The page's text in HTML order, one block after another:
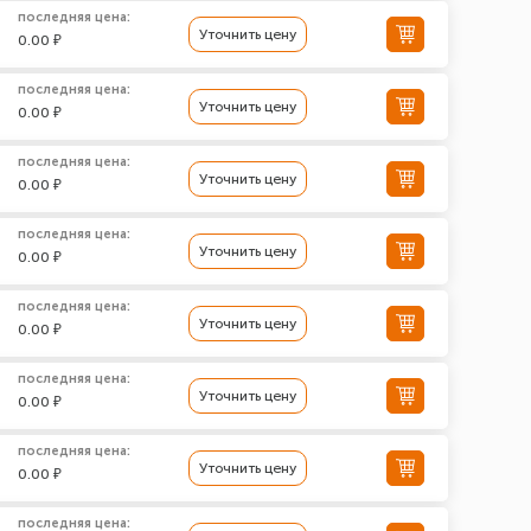
последняя цена:
0.00 ₽ Уточнить цену
последняя цена:
0.00 ₽ Уточнить цену
последняя цена:
0.00 ₽ Уточнить цену
последняя цена:
0.00 ₽ Уточнить цену
последняя цена:
0.00 ₽ Уточнить цену
последняя цена:
0.00 ₽ Уточнить цену
последняя цена:
0.00 ₽ Уточнить цену
последняя цена: